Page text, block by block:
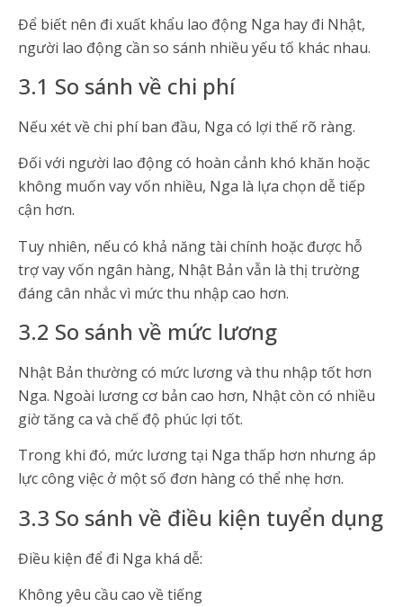
Để biết nên đi xuất khẩu lao động Nga hay đi Nhật,
người lao động cần so sánh nhiều yếu tố khác nhau.
3.1 So sánh về chi phí
Nếu xét về chi phí ban đầu, Nga có lợi thế rõ ràng.
Đối với người lao động có hoàn cảnh khó khăn hoặc
không muốn vay vốn nhiều, Nga là lựa chọn dễ tiếp
cận hơn.
Tuy nhiên, nếu có khả năng tài chính hoặc được hỗ
trợ vay vốn ngân hàng, Nhật Bản vẫn là thị trường
đáng cân nhắc vì mức thu nhập cao hơn.
3.2 So sánh về mức lương
Nhật Bản thường có mức lương và thu nhập tốt hơn
Nga. Ngoài lương cơ bản cao hơn, Nhật còn có nhiều
giờ tăng ca và chế độ phúc lợi tốt.
Trong khi đó, mức lương tại Nga thấp hơn nhưng áp
lực công việc ở một số đơn hàng có thể nhẹ hơn.
3.3 So sánh về điều kiện tuyển dụng
Điều kiện để đi Nga khá dễ:
Không yêu cầu cao về tiếng